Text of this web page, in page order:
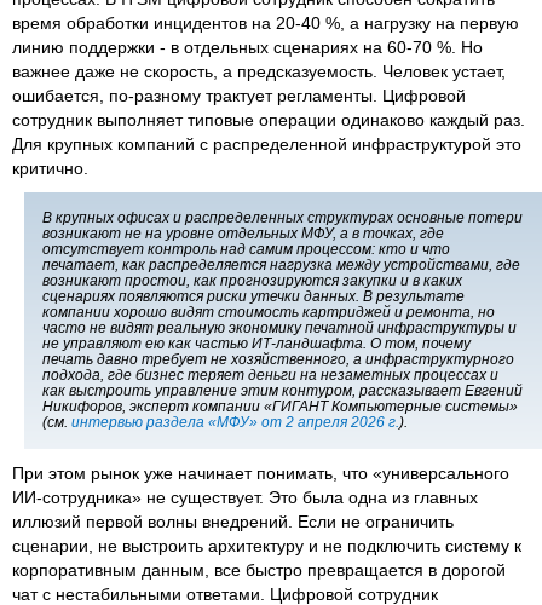
время обработки инцидентов на 20-40 %, а нагрузку на первую
линию поддержки - в отдельных сценариях на 60-70 %. Но
важнее даже не скорость, а предсказуемость. Человек устает,
ошибается, по-разному трактует регламенты. Цифровой
сотрудник выполняет типовые операции одинаково каждый раз.
Для крупных компаний с распределенной инфраструктурой это
критично.
В крупных офисах и распределенных структурах основные потери
возникают не на уровне отдельных МФУ, а в точках, где
отсутствует контроль над самим процессом: кто и что
печатает, как распределяется нагрузка между устройствами, где
возникают простои, как прогнозируются закупки и в каких
сценариях появляются риски утечки данных. В результате
компании хорошо видят стоимость картриджей и ремонта, но
часто не видят реальную экономику печатной инфраструктуры и
не управляют ею как частью ИТ-ландшафта. О том, почему
печать давно требует не хозяйственного, а инфраструктурного
подхода, где бизнес теряет деньги на незаметных процессах и
как выстроить управление этим контуром, рассказывает Евгений
Никифоров, эксперт компании «ГИГАНТ Компьютерные системы»
(см. интервью раздела «МФУ» от 2 апреля 2026 г.).
При этом рынок уже начинает понимать, что «универсального
ИИ-сотрудника» не существует. Это была одна из главных
иллюзий первой волны внедрений. Если не ограничить
сценарии, не выстроить архитектуру и не подключить систему к
корпоративным данным, все быстро превращается в дорогой
чат с нестабильными ответами. Цифровой сотрудник